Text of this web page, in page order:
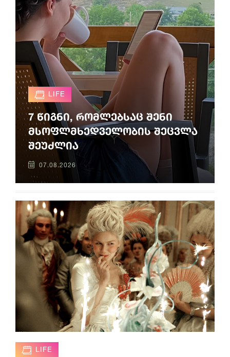
LIFE
7 წიგნი, რომლებსაც შენი
მსოფლმხედველობის შეცვლა
შეუძლია
07.08.2026
LIFE